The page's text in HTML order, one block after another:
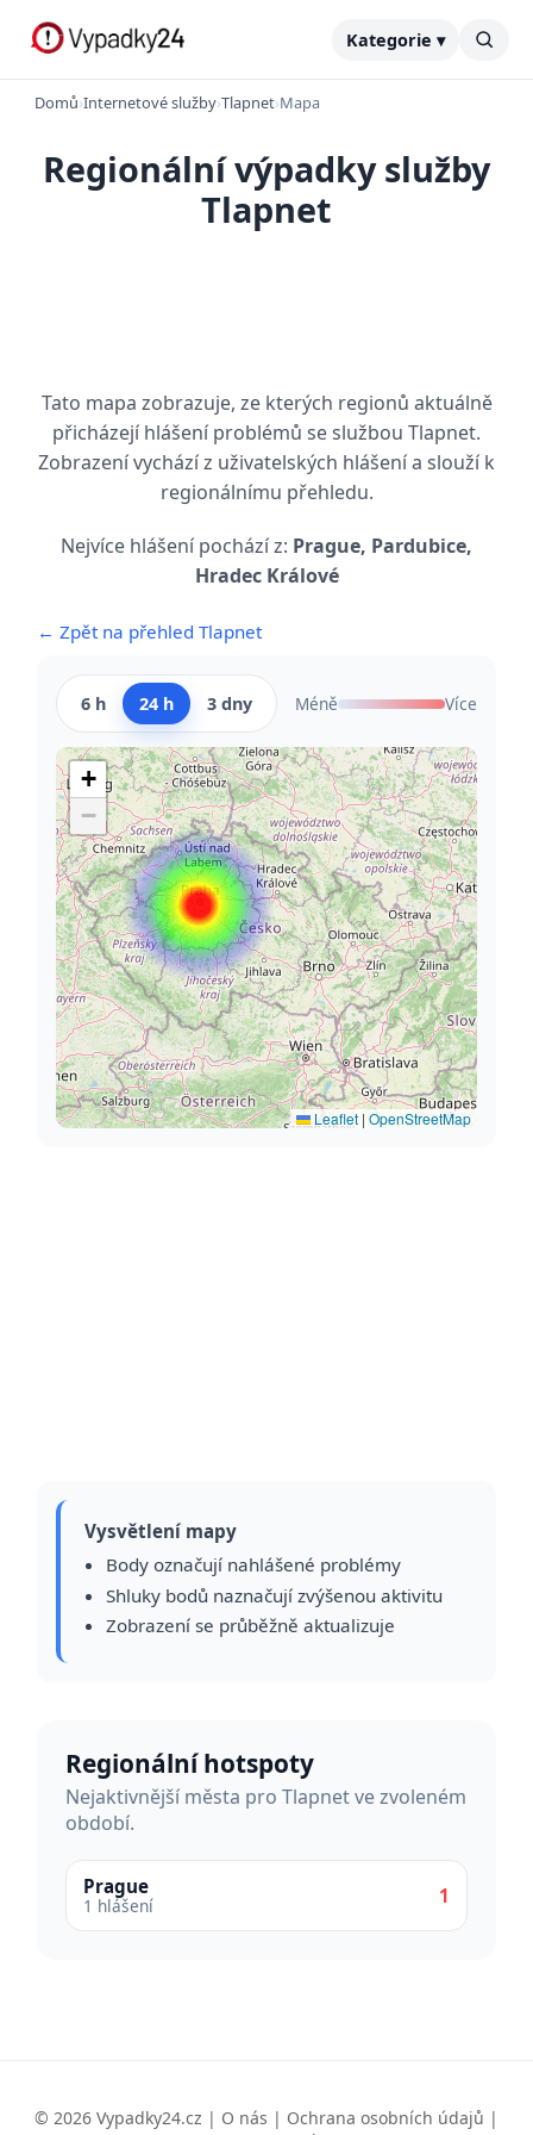
Kategorie ▾
Domů›Internetové služby›Tlapnet›Mapa
Regionální výpadky služby
Tlapnet
Tato mapa zobrazuje, ze kterých regionů aktuálně
přicházejí hlášení problémů se službou Tlapnet.
Zobrazení vychází z uživatelských hlášení a slouží k
regionálnímu přehledu.
Nejvíce hlášení pochází z: Prague, Pardubice,
Hradec Králové
← Zpět na přehled Tlapnet
6 h 24 h 3 dny Méně Více
+
−
Leaflet | OpenStreetMap
Vysvětlení mapy
Body označují nahlášené problémy
Shluky bodů naznačují zvýšenou aktivitu
Zobrazení se průběžně aktualizuje
Regionální hotspoty
Nejaktivnější města pro Tlapnet ve zvoleném
období.
Prague
1 hlášení 1
© 2026 Vypadky24.cz | O nás | Ochrana osobních údajů |